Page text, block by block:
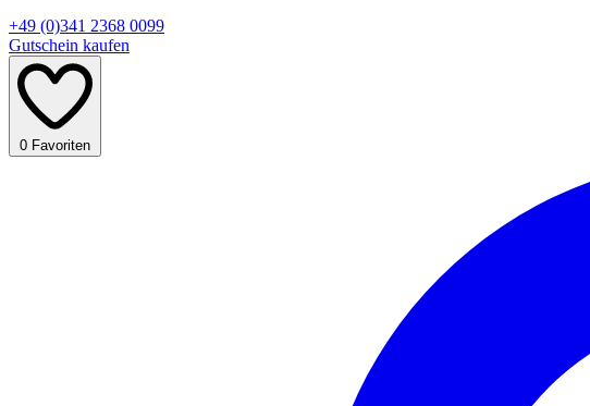
+49 (0)341 2368 0099
Gutschein kaufen
0 Favoriten